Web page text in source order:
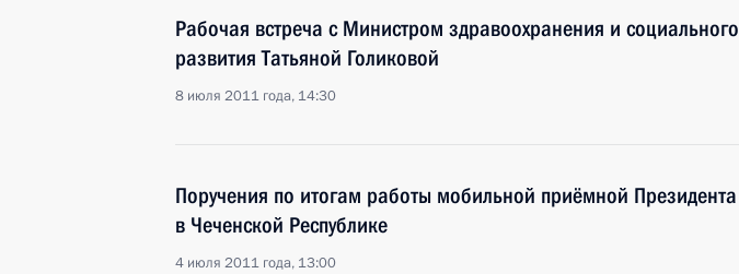
Рабочая встреча с Министром здравоохранения и социального
развития Татьяной Голиковой
8 июля 2011 года, 14:30
Поручения по итогам работы мобильной приёмной Президента
в Чеченской Республике
4 июля 2011 года, 13:00